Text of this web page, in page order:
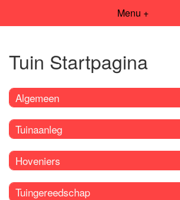
Menu +
Tuin Startpagina
Algemeen
Tuinaanleg
Hoveniers
Tuingereedschap